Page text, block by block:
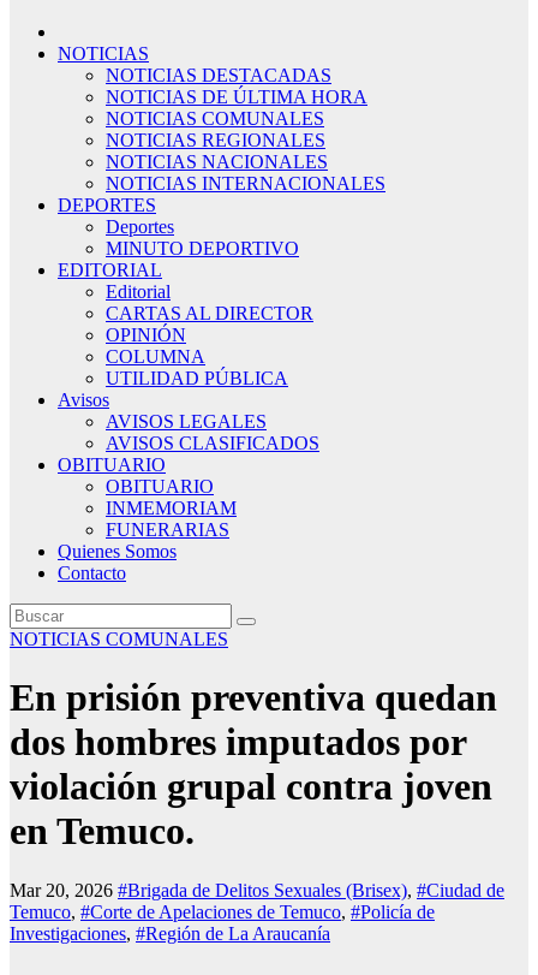
NOTICIAS
NOTICIAS DESTACADAS
NOTICIAS DE ÚLTIMA HORA
NOTICIAS COMUNALES
NOTICIAS REGIONALES
NOTICIAS NACIONALES
NOTICIAS INTERNACIONALES
DEPORTES
Deportes
MINUTO DEPORTIVO
EDITORIAL
Editorial
CARTAS AL DIRECTOR
OPINIÓN
COLUMNA
UTILIDAD PÚBLICA
Avisos
AVISOS LEGALES
AVISOS CLASIFICADOS
OBITUARIO
OBITUARIO
INMEMORIAM
FUNERARIAS
Quienes Somos
Contacto
NOTICIAS COMUNALES
En prisión preventiva quedan
dos hombres imputados por
violación grupal contra joven
en Temuco.
Mar 20, 2026 #Brigada de Delitos Sexuales (Brisex), #Ciudad de
Temuco, #Corte de Apelaciones de Temuco, #Policía de
Investigaciones, #Región de La Araucanía